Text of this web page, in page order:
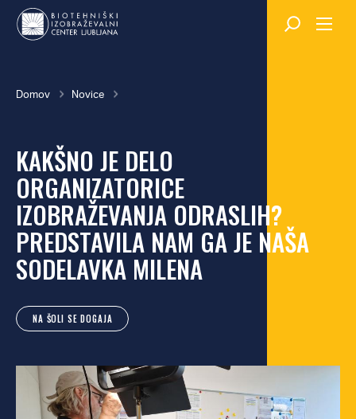
Skok
na
Breadcrumb
Domov Novice
KAKŠNO JE DELO
ORGANIZATORICE
IZOBRAŽEVANJA ODRASLIH?
PREDSTAVILA NAM GA JE NAŠA
SODELAVKA MILENA
NA ŠOLI SE DOGAJA